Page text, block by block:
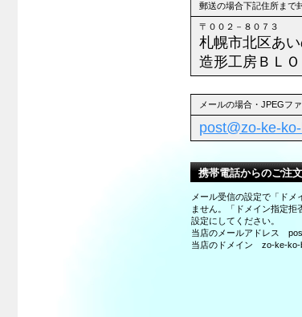
郵送の場合下記住所まで
〒００２－８０７３
札幌市北区あ
造形工房ＢＬＯ
メールの場合・JPEGフ
post@zo-ke-
携帯電話からのご注
メール受信の設定で「ド
ません。「ドメイン指定
設定にしてください。
当店のメールアドレス
当店のドメイン zo-ke-ko-